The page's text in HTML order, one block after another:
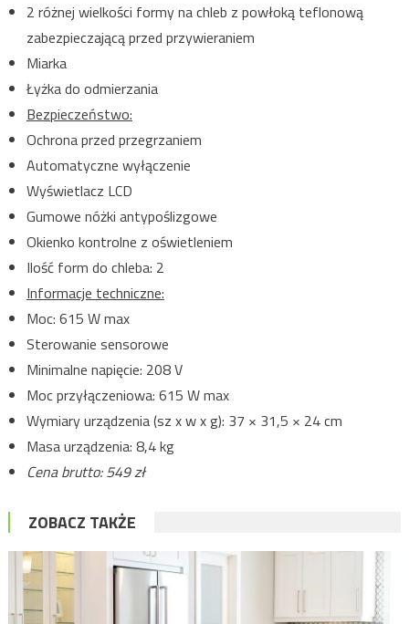
2 różnej wielkości formy na chleb z powłoką teflonową
zabezpieczającą przed przywieraniem
Miarka
Łyżka do odmierzania
Bezpieczeństwo:
Ochrona przed przegrzaniem
Automatyczne wyłączenie
Wyświetlacz LCD
Gumowe nóżki antypoślizgowe
Okienko kontrolne z oświetleniem
Ilość form do chleba: 2
Informacje techniczne:
Moc: 615 W max
Sterowanie sensorowe
Minimalne napięcie: 208 V
Moc przyłączeniowa: 615 W max
Wymiary urządzenia (sz x w x g): 37 × 31,5 × 24 cm
Masa urządzenia: 8,4 kg
Cena brutto: 549 zł
ZOBACZ TAKŻE